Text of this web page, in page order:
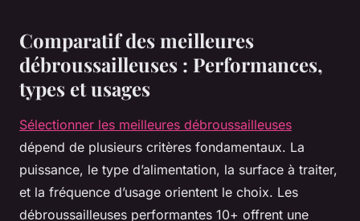
Comparatif des meilleures
débroussailleuses : Performances,
types et usages
Sélectionner les meilleures débroussailleuses
dépend de plusieurs critères fondamentaux. La
puissance, le type d’alimentation, la surface à traiter,
et la fréquence d’usage orientent le choix. Les
débroussailleuses performantes 10+ offrent une